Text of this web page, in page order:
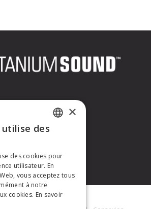
NOUS
32 67 07 96
ENGLISH
×
utilise des
des cookies pour
utilisateur. En
vous acceptez tous
à notre
cookies. En savoir